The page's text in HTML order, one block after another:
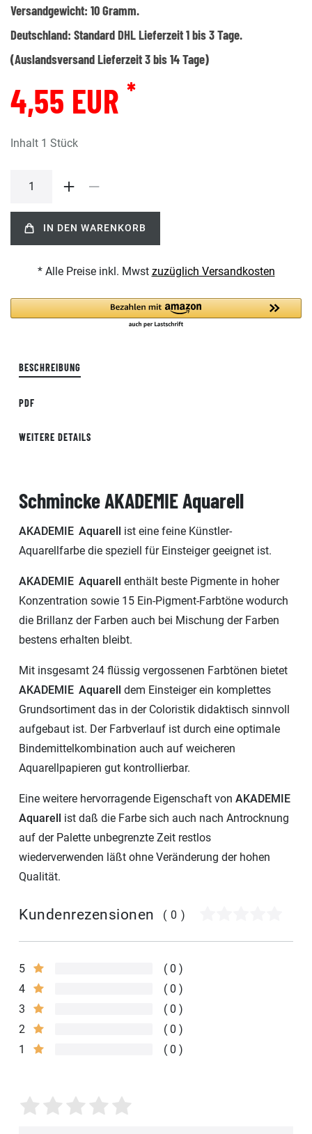
Versandgewicht: 10Gramm.
Deutschland: Standard DHL Lieferzeit 1 bis 3 Tage.
(Auslandsversand Lieferzeit 3 bis 14 Tage)
4,55 EUR *
Inhalt 1 Stück
IN DEN WARENKORB
* Alle Preise inkl. Mwst zuzüglich Versandkosten
BESCHREIBUNG
PDF
WEITERE DETAILS
Schmincke AKADEMIE Aquarell
AKADEMIE Aquarell ist eine feine Künstler-
Aquarellfarbe die speziell für Einsteiger geeignet ist.
AKADEMIE Aquarell enthält beste Pigmente in hoher
Konzentration sowie 15 Ein-Pigment-Farbtöne wodurch
die Brillanz der Farben auch bei Mischung der Farben
bestens erhalten bleibt.
Mit insgesamt 24 flüssig vergossenen Farbtönen bietet
AKADEMIE Aquarell dem Einsteiger ein komplettes
Grundsortiment das in der Coloristik didaktisch sinnvoll
aufgebaut ist. Der Farbverlauf ist durch eine optimale
Bindemittelkombination auch auf weicheren
Aquarellpapieren gut kontrollierbar.
Eine weitere hervorragende Eigenschaft von AKADEMIE
Aquarell ist daß die Farbe sich auch nach Antrocknung
auf der Palette unbegrenzte Zeit restlos
wiederverwenden läßt ohne Veränderung der hohen
Qualität.
Kundenrezensionen (0)
5
0
4
0
3
0
2
0
1
0